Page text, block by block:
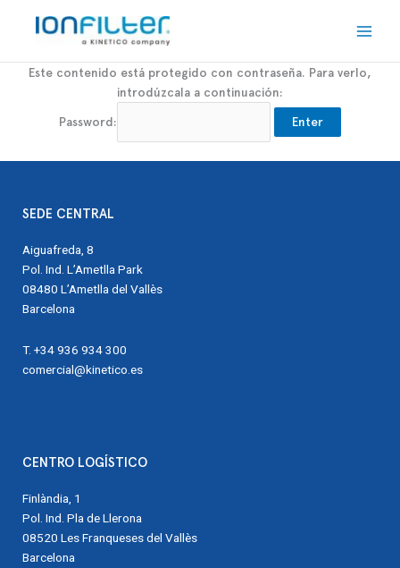
Este contenido está protegido con contraseña. Para verlo,
introdúzcala a continuación:
Password:
SEDE CENTRAL
Aiguafreda, 8
Pol. Ind. L’Ametlla Park
08480 L’Ametlla del Vallès
Barcelona
T. +34 936 934 300
comercial@kinetico.es
CENTRO LOGÍSTICO
Finlàndia, 1
Pol. Ind. Pla de Llerona
08520 Les Franqueses del Vallès
Barcelona